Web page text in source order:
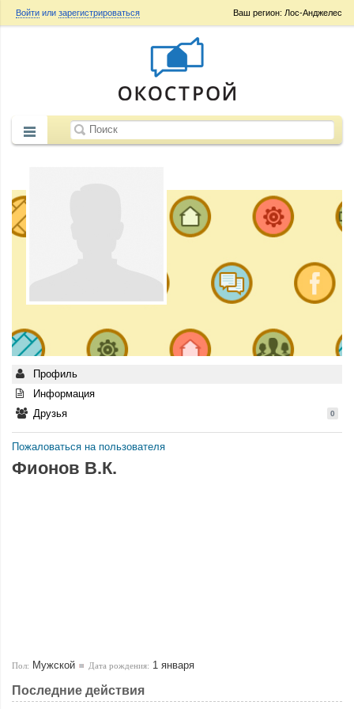
Ваш регион: Лос-Анджелес
Войти или зарегистрироваться
Профиль
Информация
Друзья
0
Пожаловаться на пользователя
Фионов В.К.
Пол: Мужской Дата рождения: 1 января
Последние действия